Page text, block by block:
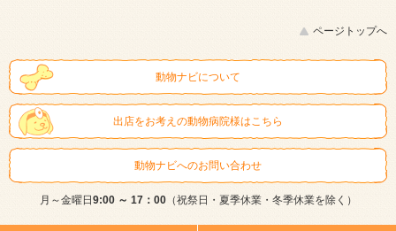
ページトップへ
動物ナビについて
出店をお考えの動物病院様はこちら
動物ナビへのお問い合わせ
月～金曜日9:00 ～ 17：00（祝祭日・夏季休業・冬季休業を除く）